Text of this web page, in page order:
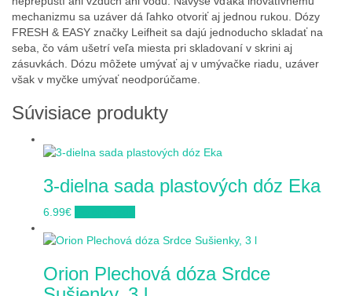
mechanizmu sa uzáver dá ľahko otvoriť aj jednou rukou. Dózy
FRESH & EASY značky Leifheit sa dajú jednoducho skladať na
seba, čo vám ušetrí veľa miesta pri skladovaní v skrini aj
zásuvkách. Dózu môžete umývať aj v umývačke riadu, uzáver
však v myčke umývať neodporúčame.
Súvisiace produkty
3-dielna sada plastových dóz Eka
6.99€
Orion Plechová dóza Srdce